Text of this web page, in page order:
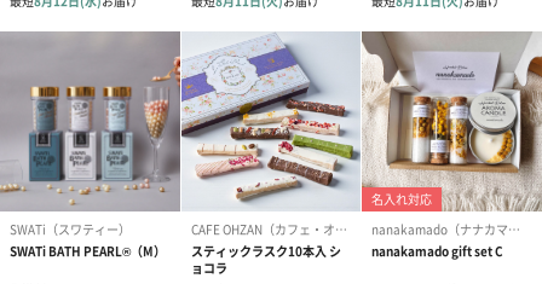
ダンボール装飾（ひま
わり）（720円）
ダンボール装飾（チュ
ーリップ）（720円）
ダンボール装
イトピンク×
ト）（580円）
紙袋
お渡し用の紙袋です。
商品に合わせたサイズをお届けします。